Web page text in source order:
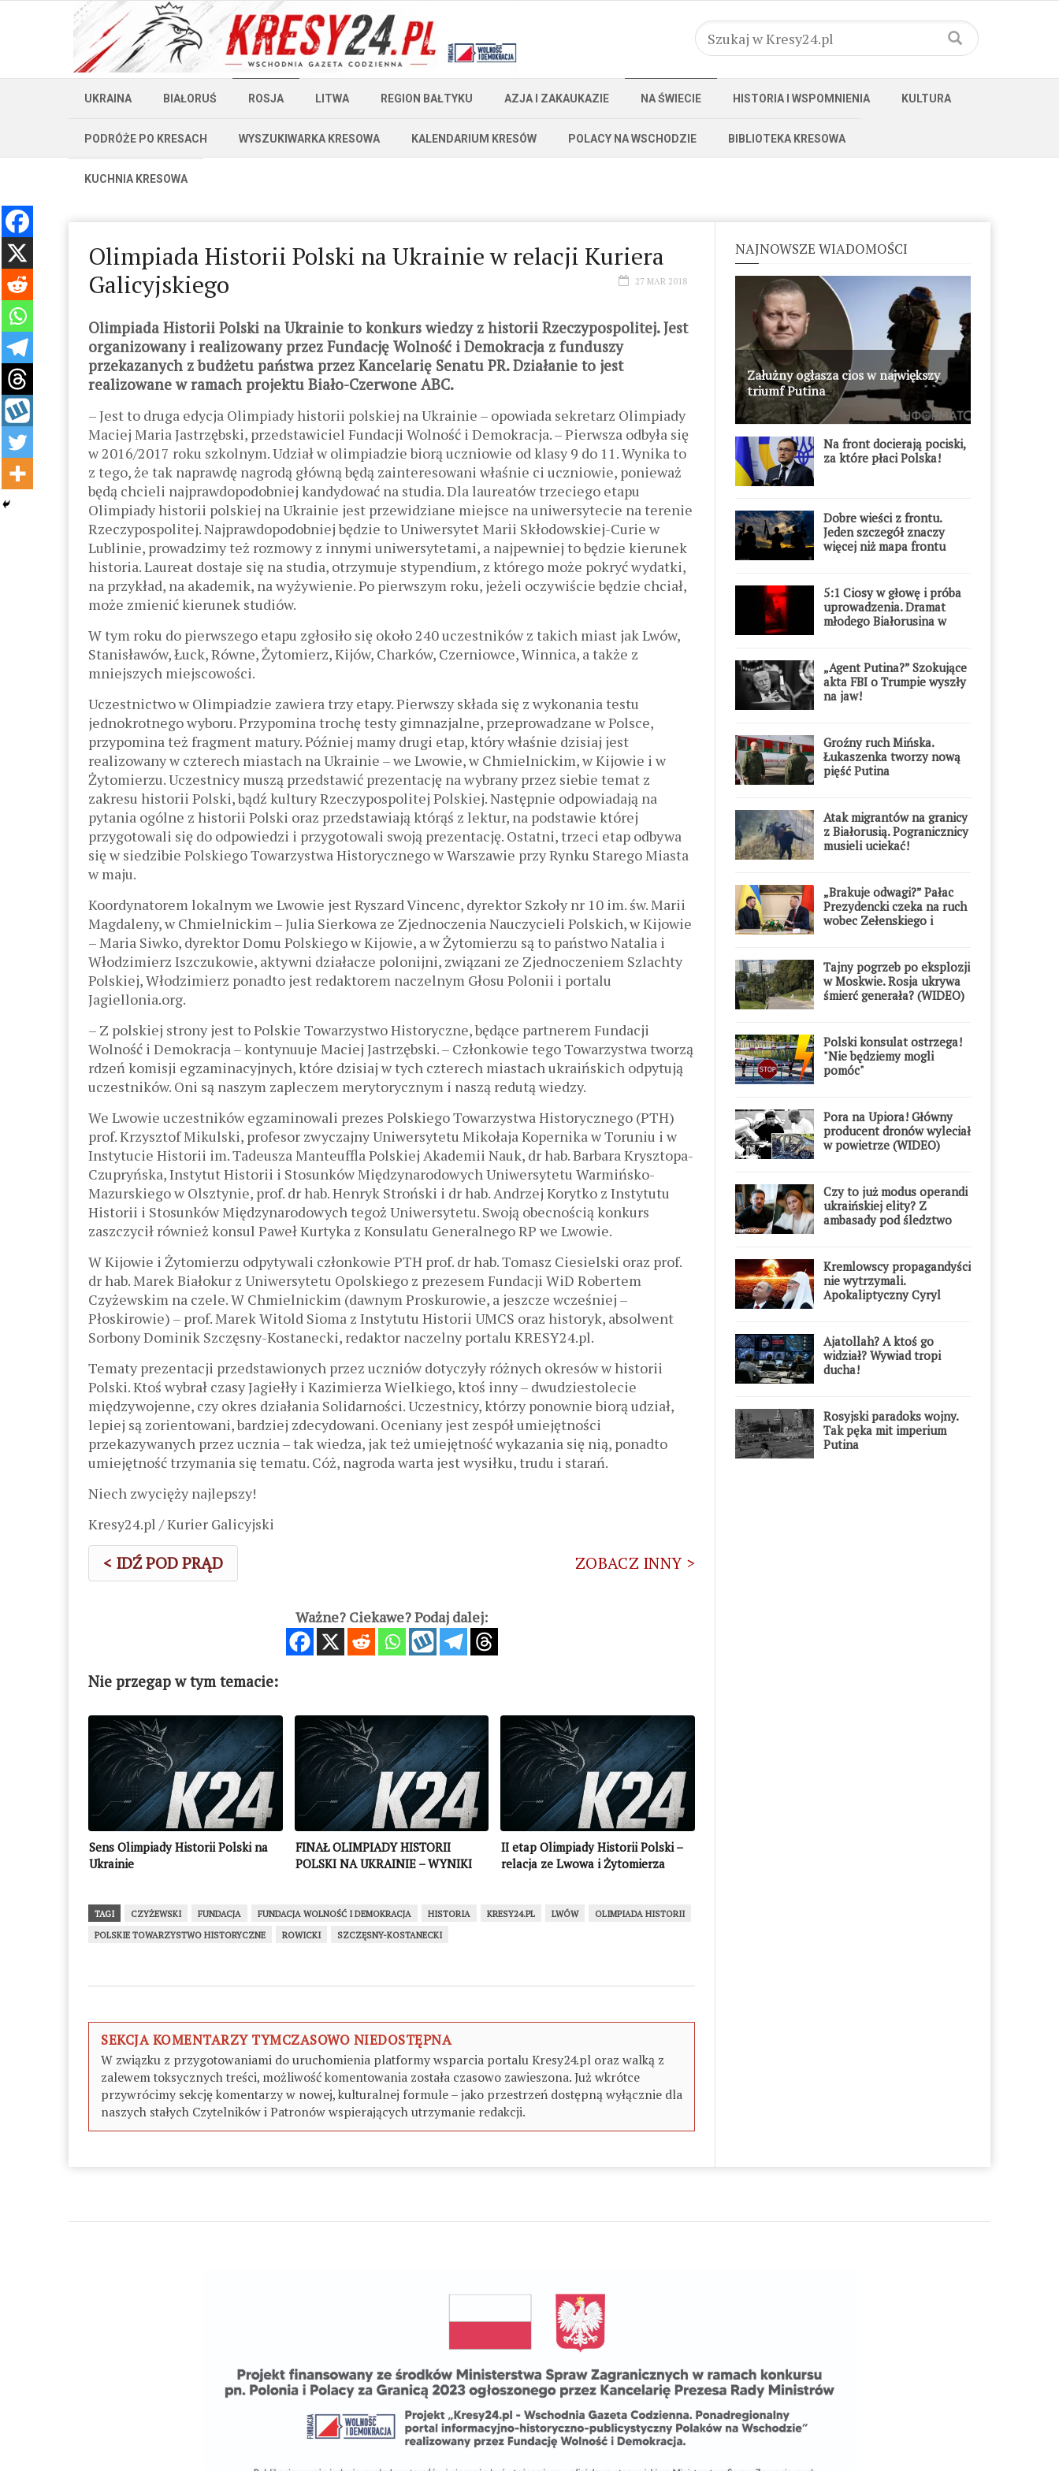
UKRAINA BIAŁORUŚ ROSJA LITWA REGION BAŁTYKU AZJA I ZAKAUKAZIE NA ŚWIECIE HISTORIA I WSPOMNIENIA KULTURA
PODRÓŻE PO KRESACH WYSZUKIWARKA KRESOWA KALENDARIUM KRESÓW POLACY NA WSCHODZIE BIBLIOTEKA KRESOWA
KUCHNIA KRESOWA
Olimpiada Historii Polski na Ukrainie w relacji Kuriera
Galicyjskiego
27 MAR 2018
Olimpiada Historii Polski na Ukrainie to konkurs wiedzy z historii Rzeczypospolitej. Jest
organizowany i realizowany przez Fundację Wolność i Demokracja z funduszy
przekazanych z budżetu państwa przez Kancelarię Senatu PR. Działanie to jest
realizowane w ramach projektu Biało-Czerwone ABC.
– Jest to druga edycja Olimpiady historii polskiej na Ukrainie – opowiada sekretarz Olimpiady
Maciej Maria Jastrzębski, przedstawiciel Fundacji Wolność i Demokracja. – Pierwsza odbyła się
w 2016/2017 roku szkolnym. Udział w olimpiadzie biorą uczniowie od klasy 9 do 11. Wynika to
z tego, że tak naprawdę nagrodą główną będą zainteresowani właśnie ci uczniowie, ponieważ
będą chcieli najprawdopodobniej kandydować na studia. Dla laureatów trzeciego etapu
Olimpiady historii polskiej na Ukrainie jest przewidziane miejsce na uniwersytecie na terenie
Rzeczypospolitej. Najprawdopodobniej będzie to Uniwersytet Marii Skłodowskiej-Curie w
Lublinie, prowadzimy też rozmowy z innymi uniwersytetami, a najpewniej to będzie kierunek
historia. Laureat dostaje się na studia, otrzymuje stypendium, z którego może pokryć wydatki,
na przykład, na akademik, na wyżywienie. Po pierwszym roku, jeżeli oczywiście będzie chciał,
może zmienić kierunek studiów.
W tym roku do pierwszego etapu zgłosiło się około 240 uczestników z takich miast jak Lwów,
Stanisławów, Łuck, Równe, Żytomierz, Kijów, Charków, Czerniowce, Winnica, a także z
mniejszych miejscowości.
Uczestnictwo w Olimpiadzie zawiera trzy etapy. Pierwszy składa się z wykonania testu
jednokrotnego wyboru. Przypomina trochę testy gimnazjalne, przeprowadzane w Polsce,
przypomina też fragment matury. Później mamy drugi etap, który właśnie dzisiaj jest
realizowany w czterech miastach na Ukrainie – we Lwowie, w Chmielnickim, w Kijowie i w
Żytomierzu. Uczestnicy muszą przedstawić prezentację na wybrany przez siebie temat z
zakresu historii Polski, bądź kultury Rzeczypospolitej Polskiej. Następnie odpowiadają na
pytania ogólne z historii Polski oraz przedstawiają którąś z lektur, na podstawie której
przygotowali się do odpowiedzi i przygotowali swoją prezentację. Ostatni, trzeci etap odbywa
się w siedzibie Polskiego Towarzystwa Historycznego w Warszawie przy Rynku Starego Miasta
w maju.
Koordynatorem lokalnym we Lwowie jest Ryszard Vincenc, dyrektor Szkoły nr 10 im. św. Marii
Magdaleny, w Chmielnickim – Julia Sierkowa ze Zjednoczenia Nauczycieli Polskich, w Kijowie
– Maria Siwko, dyrektor Domu Polskiego w Kijowie, a w Żytomierzu są to państwo Natalia i
Włodzimierz Iszczukowie, aktywni działacze polonijni, związani ze Zjednoczeniem Szlachty
Polskiej, Włodzimierz ponadto jest redaktorem naczelnym Głosu Polonii i portalu
Jagiellonia.org.
– Z polskiej strony jest to Polskie Towarzystwo Historyczne, będące partnerem Fundacji
Wolność i Demokracja – kontynuuje Maciej Jastrzębski. – Członkowie tego Towarzystwa tworzą
rdzeń komisji egzaminacyjnych, które dzisiaj w tych czterech miastach ukraińskich odpytują
uczestników. Oni są naszym zapleczem merytorycznym i naszą redutą wiedzy.
We Lwowie uczestników egzaminowali prezes Polskiego Towarzystwa Historycznego (PTH)
prof. Krzysztof Mikulski, profesor zwyczajny Uniwersytetu Mikołaja Kopernika w Toruniu i w
Instytucie Historii im. Tadeusza Manteuffla Polskiej Akademii Nauk, dr hab. Barbara Krysztopa-
Czupryńska, Instytut Historii i Stosunków Międzynarodowych Uniwersytetu Warmińsko-
Mazurskiego w Olsztynie, prof. dr hab. Henryk Stroński i dr hab. Andrzej Korytko z Instytutu
Historii i Stosunków Międzynarodowych tegoż Uniwersytetu. Swoją obecnością konkurs
zaszczycił również konsul Paweł Kurtyka z Konsulatu Generalnego RP we Lwowie.
W Kijowie i Żytomierzu odpytywali członkowie PTH prof. dr hab. Tomasz Ciesielski oraz prof.
dr hab. Marek Białokur z Uniwersytetu Opolskiego z prezesem Fundacji WiD Robertem
Czyżewskim na czele. W Chmielnickim (dawnym Proskurowie, a jeszcze wcześniej –
Płoskirowie) – prof. Marek Witold Sioma z Instytutu Historii UMCS oraz historyk, absolwent
Sorbony Dominik Szczęsny-Kostanecki, redaktor naczelny portalu KRESY24.pl.
Tematy prezentacji przedstawionych przez uczniów dotyczyły różnych okresów w historii
Polski. Ktoś wybrał czasy Jagiełły i Kazimierza Wielkiego, ktoś inny – dwudziestolecie
międzywojenne, czy okres działania Solidarności. Uczestnicy, którzy ponownie biorą udział,
lepiej są zorientowani, bardziej zdecydowani. Oceniany jest zespół umiejętności
przekazywanych przez ucznia – tak wiedza, jak też umiejętność wykazania się nią, ponadto
umiejętność trzymania się tematu. Cóż, nagroda warta jest wysiłku, trudu i starań.
Niech zwycięży najlepszy!
Kresy24.pl / Kurier Galicyjski
< IDŹ POD PRĄD ZOBACZ INNY >
Ważne? Ciekawe? Podaj dalej:
Nie przegap w tym temacie:
Sens Olimpiady Historii Polski na
Ukrainie
FINAŁ OLIMPIADY HISTORII
POLSKI NA UKRAINIE – WYNIKI
II etap Olimpiady Historii Polski –
relacja ze Lwowa i Żytomierza
TAGI CZYŻEWSKI FUNDACJA FUNDACJA WOLNOŚĆ I DEMOKRACJA HISTORIA KRESY24.PL LWÓW
OLIMPIADA HISTORII
POLSKIE TOWARZYSTWO HISTORYCZNE
ROWICKI SZCZĘSNY-KOSTANECKI
SEKCJA KOMENTARZY TYMCZASOWO NIEDOSTĘPNA
W związku z przygotowaniami do uruchomienia platformy wsparcia portalu Kresy24.pl oraz walką z
zalewem toksycznych treści, możliwość komentowania została czasowo zawieszona. Już wkrótce
przywrócimy sekcję komentarzy w nowej, kulturalnej formule – jako przestrzeń dostępną wyłącznie dla
naszych stałych Czytelników i Patronów wspierających utrzymanie redakcji.
NAJNOWSZE WIADOMOŚCI
Załużny ogłasza cios w największy
triumf Putina
Na front docierają pociski,
za które płaci Polska!
Dobre wieści z frontu.
Jeden szczegół znaczy
więcej niż mapa frontu
5:1 Ciosy w głowę i próba
uprowadzenia. Dramat
młodego Białorusina w
„Agent Putina?” Szokujące
akta FBI o Trumpie wyszły
na jaw!
Groźny ruch Mińska.
Łukaszenka tworzy nową
pięść Putina
Atak migrantów na granicy
z Białorusią. Pogranicznicy
musieli uciekać!
„Brakuje odwagi?” Pałac
Prezydencki czeka na ruch
wobec Zełenskiego i
Tajny pogrzeb po eksplozji
w Moskwie. Rosja ukrywa
śmierć generała? (WIDEO)
Polski konsulat ostrzega!
"Nie będziemy mogli
pomóc"
Pora na Upiora! Główny
producent dronów wyleciał
w powietrze (WIDEO)
Czy to już modus operandi
ukraińskiej elity? Z
ambasady pod śledztwo
Kremlowscy propagandyści
nie wytrzymali.
Apokaliptyczny Cyryl
Ajatollah? A ktoś go
widział? Wywiad tropi
ducha!
Rosyjski paradoks wojny.
Tak pęka mit imperium
Putina